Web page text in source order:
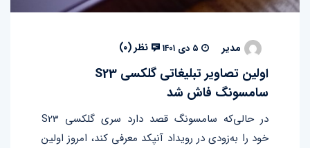
مدیر نظر (۰)
اولین تصاویر تبلیغاتی گلکسی S23
سامسونگ فاش شد
در حالی‌که سامسونگ قصد دارد سری گلکسی S23
خود را به‌زودی در رویداد آنپکد معرفی کند، امروز اولین